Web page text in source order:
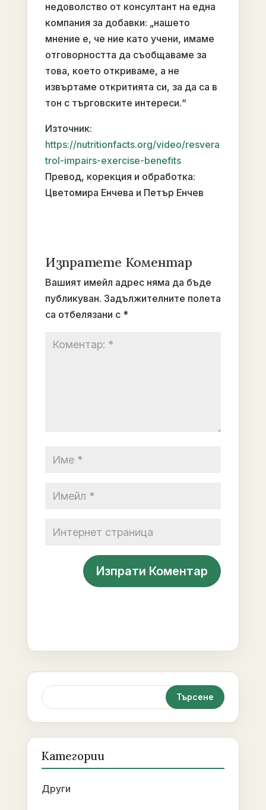
недоволство от консултант на една
компания за добавки: „нашето
мнение е, че ние като учени, имаме
отговорността да съобщаваме за
това, което откриваме, а не
извъртаме откритията си, за да са в
тон с търговските интереси.“
Източник:
https://nutritionfacts.org/video/resvera
trol-impairs-exercise-benefits
Превод, корекция и обработка:
Цветомира Енчева и Петър Енчев
Изпратете Коментар
Вашият имейл адрес няма да бъде
публикуван. Задължителните полета
са отбелязани с *
Категории
Други